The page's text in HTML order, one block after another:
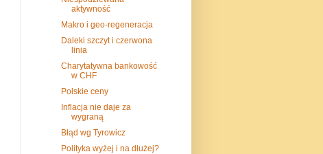
aktywność
Makro i geo-regeneracja
Daleki szczyt i czerwona
linia
Charytatywna bankowość
w CHF
Polskie ceny
Inflacja nie daje za
wygraną
Błąd wg Tyrowicz
Polityka wyżej i na dłużej?